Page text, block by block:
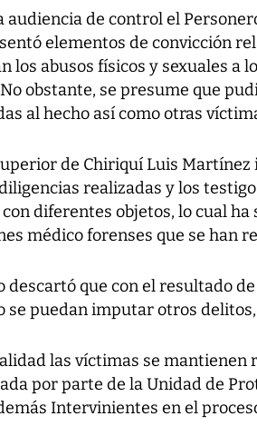
audiencia de control el
elementos de convicción
los abusos físicos y sexuales a
obstante, se presume que
al hecho así como otras
de Chiriquí Luis Martínez
realizadas y los
diferentes objetos, lo cual ha
médico forenses que se han
descartó que con el resultado
se puedan imputar otros
las víctimas se mantienen
por parte de la Unidad de
Intervinientes en el